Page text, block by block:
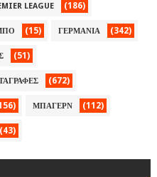
LEAGUE (186)
(15) ΓΕΡΜΑΝΙΑ (342)
(51)
(672)
ΜΠΑΓΕΡΝ (112)
(43)